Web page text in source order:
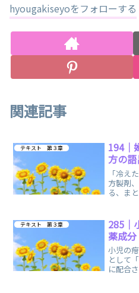
hyougakiseyoをフォローする
関連記事
テキスト 第３章
194｜
方の
「冷え
方製剤
る、ま
テキスト 第３章
285｜
薬成分
小児の
として
に配合